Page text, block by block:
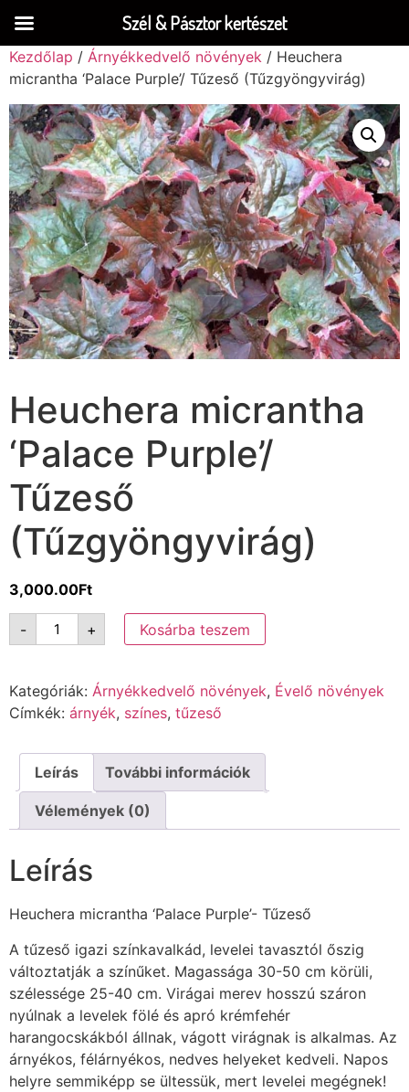
Kezdőlap / Árnyékkedvelő növények / Heuchera
micrantha ‘Palace Purple’/ Tűzeső (Tűzgyöngyvirág)
Heuchera micrantha
‘Palace Purple’/
Tűzeső
(Tűzgyöngyvirág)
3,000.00Ft
- + Kosárba teszem
Kategóriák: Árnyékkedvelő növények, Évelő növények
Címkék: árnyék, színes, tűzeső
Leírás További információk
Vélemények (0)
Leírás
Heuchera micrantha ‘Palace Purple’- Tűzeső
A tűzeső igazi színkavalkád, levelei tavasztól őszig
változtatják a színűket. Magassága 30-50 cm körüli,
szélessége 25-40 cm. Virágai merev hosszú száron
nyúlnak a levelek fölé és apró krémfehér
harangocskákból állnak, vágott virágnak is alkalmas. Az
árnyékos, félárnyékos, nedves helyeket kedveli. Napos
helyre semmiképp se ültessük, mert levelei megégnek!
Szél & Pásztor kertészet